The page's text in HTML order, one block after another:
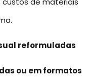
reformuladas
ou em formatos